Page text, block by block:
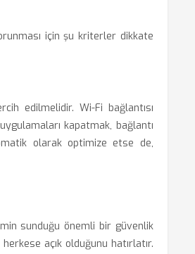
için şu kriterler dikkate
edilmelidir. Wi-Fi bağlantısı
kapatmak, bağlantı
olarak optimize etse de,
sunduğu önemli bir güvenlik
açık olduğunu hatırlatır.